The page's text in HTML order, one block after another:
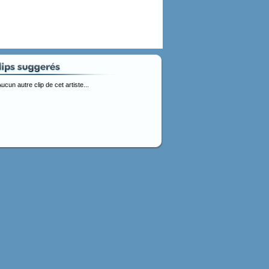
autre clip de cet artiste...